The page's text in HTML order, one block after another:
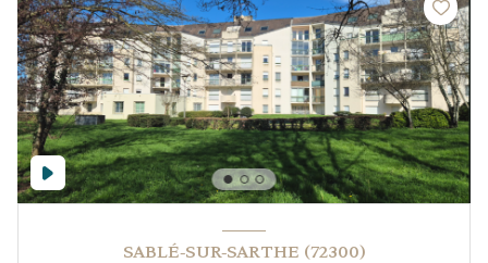
SABLÉ-SUR-SARTHE (72300)